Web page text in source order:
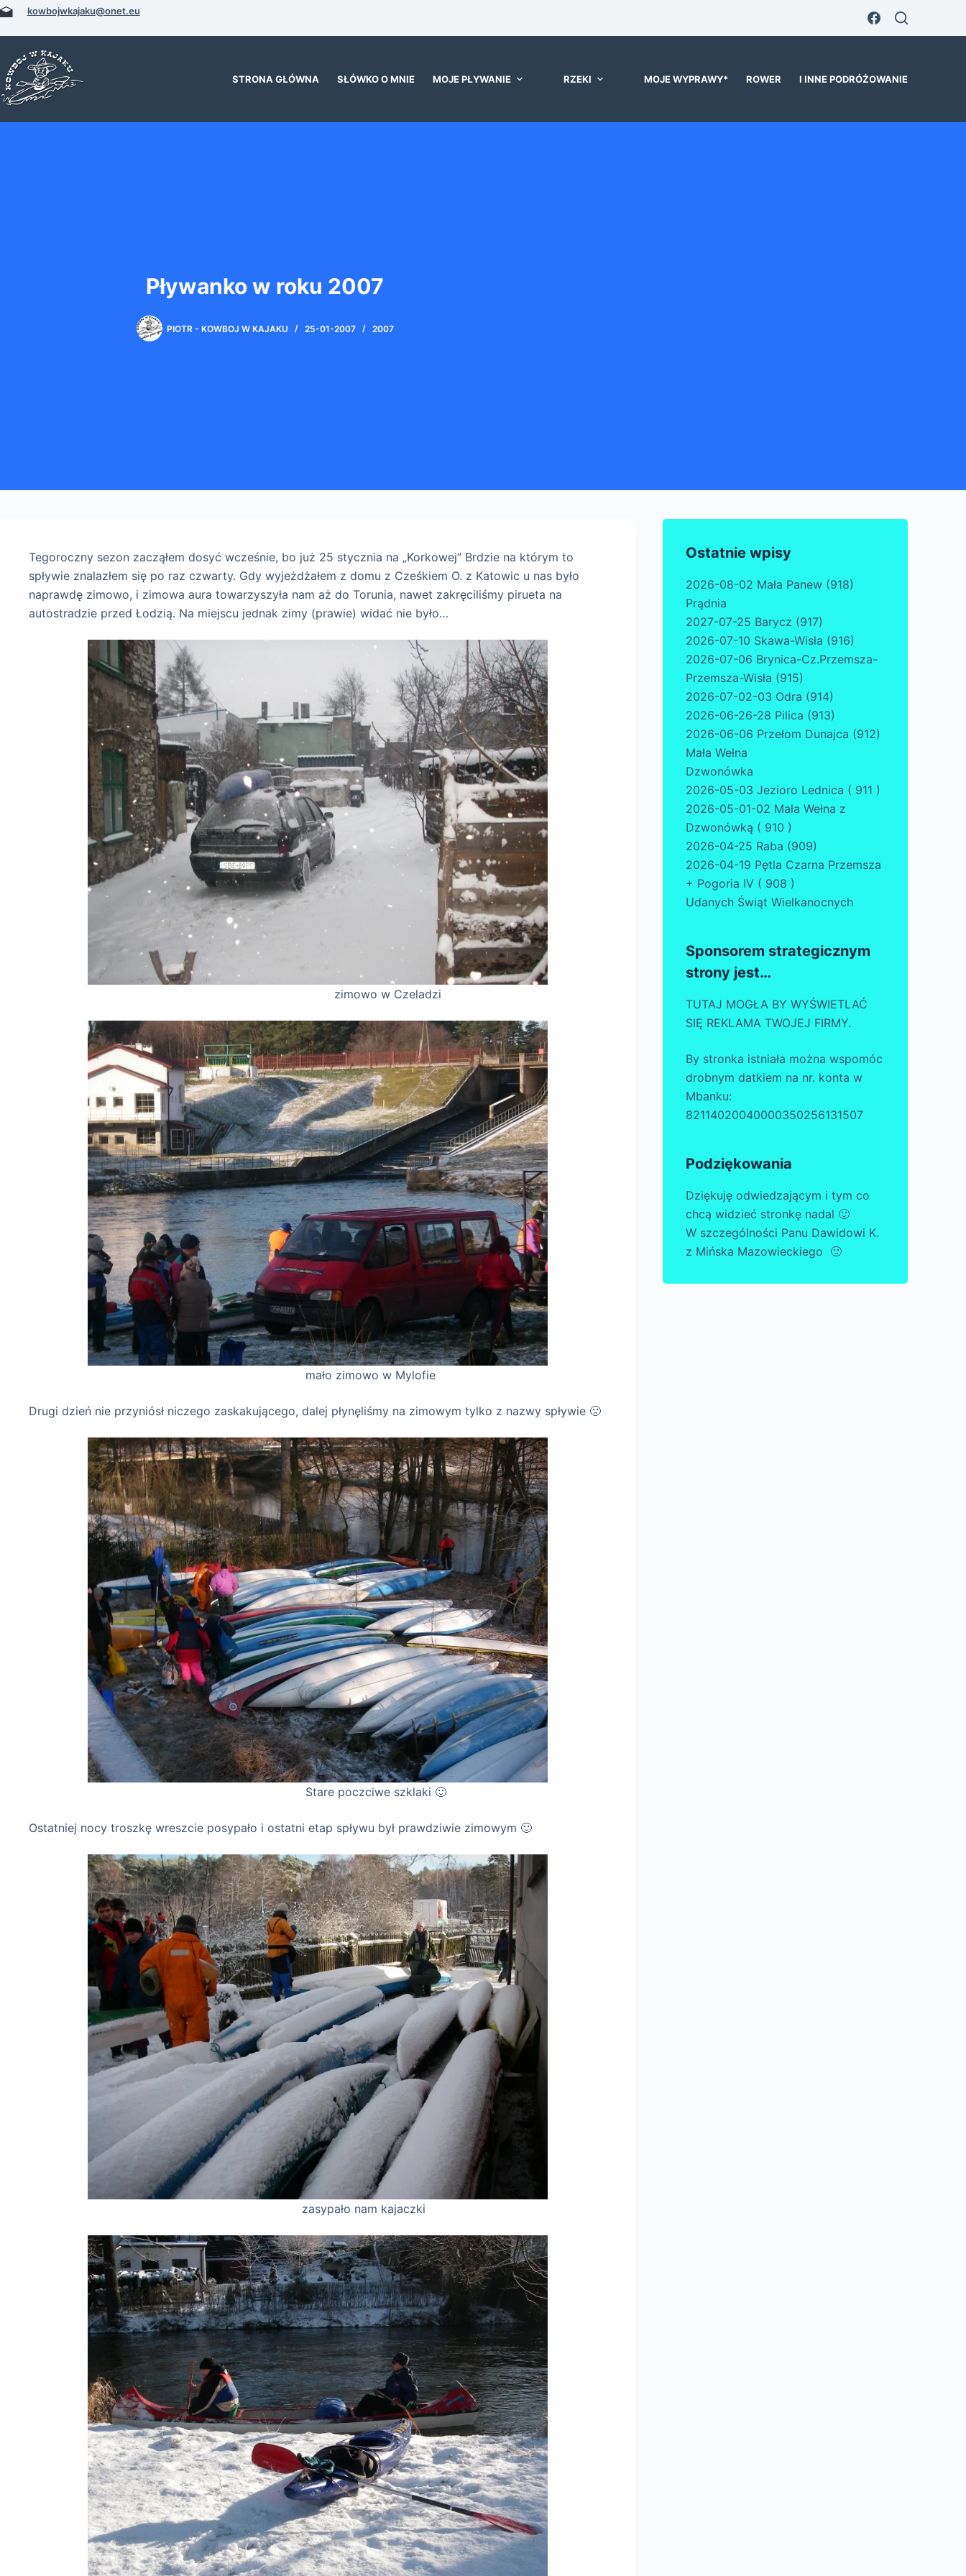
Przejdźkowbojwkajaku@onet.eu
STRONA GŁÓWNA SŁÓWKO O MNIE MOJE PŁYWANIE RZEKI MOJE WYPRAWY* ROWER I INNE PODRÓŻOWANIE
Pływanko w roku 2007
PIOTR - KOWBOJ W KAJAKU 25-01-2007 2007
Tegoroczny sezon zacząłem dosyć wcześnie, bo już 25 stycznia na „Korkowej” Brdzie na którym to
spływie znalazłem się po raz czwarty. Gdy wyjeżdżałem z domu z Cześkiem O. z Katowic u nas było
naprawdę zimowo, i zimowa aura towarzyszyła nam aż do Torunia, nawet zakręciliśmy pirueta na
autostradzie przed Łodzią. Na miejscu jednak zimy (prawie) widać nie było…
zimowo w Czeladzi
mało zimowo w Mylofie
Drugi dzień nie przyniósł niczego zaskakującego, dalej płynęliśmy na zimowym tylko z nazwy spływie 🙁
Stare poczciwe szklaki 🙂
Ostatniej nocy troszkę wreszcie posypało i ostatni etap spływu był prawdziwie zimowym 🙂
zasypało nam kajaczki
Ostatnie wpisy
2026-08-02 Mała Panew (918)
Prądnia
2027-07-25 Barycz (917)
2026-07-10 Skawa-Wisła (916)
2026-07-06 Brynica-Cz.Przemsza-
Przemsza-Wisła (915)
2026-07-02-03 Odra (914)
2026-06-26-28 Pilica (913)
2026-06-06 Przełom Dunajca (912)
Mała Wełna
Dzwonówka
2026-05-03 Jezioro Lednica ( 911 )
2026-05-01-02 Mała Wełna z
Dzwonówką ( 910 )
2026-04-25 Raba (909)
2026-04-19 Pętla Czarna Przemsza
+ Pogoria IV ( 908 )
Udanych Świąt Wielkanocnych
Sponsorem strategicznym
strony jest…
TUTAJ MOGŁA BY WYŚWIETLAĆ
SIĘ REKLAMA TWOJEJ FIRMY.
By stronka istniała można wspomóc
drobnym datkiem na nr. konta w
Mbanku:
82114020040000350256131507
Podziękowania
Dziękuję odwiedzającym i tym co
chcą widzieć stronkę nadal 🙂
W szczególności Panu Dawidowi K.
z Mińska Mazowieckiego 🙂